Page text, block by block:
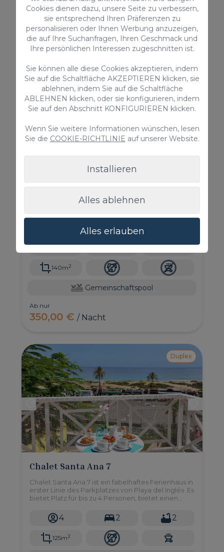
Gemeinschaftspool
Ab nur
190,00 €/ Nacht
Duplex
Chalet Santa Ana 19
Chalet Santa Ana 19 ist ein fabelhaftes Ferienhaus
in erster Linie des Parkplatzes von Playa del Inglés.
Es bietet Platz für bis zu 6 Personen, hat einen
privilegierten Blick auf den Strand und das Meer
und ist eine einstöckige Villa.
6 3 2
140m2
Gemeinschaftspool
Ab nur
350,00 €/ Nacht
Duplex
Chalet Santa Ana 7
Chalet Santa Ana 7 ist ein fabelhaftes Ferienhaus in
erster Linie des Parkplatzes von Playa del Inglés. Es
bietet Platz für bis zu 4 Personen, bietet einen
und ist mit einem privaten Whirlpool sowie einem
großen Gemeinschaftspool ausgestattet.
4 2 2
125m2
Cookies dienen dazu, unsere Seite zu verbessern,
sie entsprechend Ihren Präferenzen zu
personalisieren oder Ihnen Werbung anzuzeigen,
die auf Ihre Suchanfragen, Ihren Geschmack und
Ihre persönlichen Interessen zugeschnitten ist.
Sie können alle diese Cookies akzeptieren, indem
Sie auf die Schaltfläche AKZEPTIEREN klicken, sie
ablehnen, indem Sie auf die Schaltfläche
ABLEHNEN klicken, oder sie konfigurieren, indem
Sie auf den Abschnitt KONFIGURIEREN klicken.
Wenn Sie weitere Informationen wünschen, lesen
Sie die COOKIE-RICHTLINIE auf unserer Website.
Installieren
Alles ablehnen
Alles erlauben